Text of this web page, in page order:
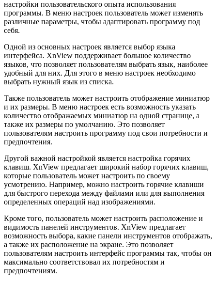
настройки пользовательского опыта использования
программы. В меню настроек пользователь может изменять
различные параметры, чтобы адаптировать программу под
себя.
Одной из основных настроек является выбор языка
интерфейса. XnView поддерживает большое количество
языков, что позволяет пользователям выбрать язык, наиболее
удобный для них. Для этого в меню настроек необходимо
выбрать нужный язык из списка.
Также пользователь может настроить отображение миниатюр
и их размеры. В меню настроек есть возможность указать
количество отображаемых миниатюр на одной странице, а
также их размеры по умолчанию. Это позволяет
пользователям настроить программу под свои потребности и
предпочтения.
Другой важной настройкой является настройка горячих
клавиш. XnView предлагает широкий набор горячих клавиш,
которые пользователь может настроить по своему
усмотрению. Например, можно настроить горячие клавиши
для быстрого перехода между файлами или для выполнения
определенных операций над изображениями.
Кроме того, пользователь может настроить расположение и
видимость панелей инструментов. XnView предлагает
возможность выбора, какие панели инструментов отображать,
а также их расположение на экране. Это позволяет
пользователям настроить интерфейс программы так, чтобы он
максимально соответствовал их потребностям и
предпочтениям.